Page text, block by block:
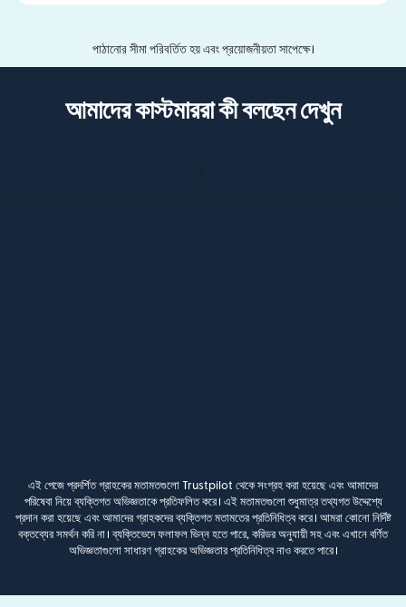
পাঠানোর সীমা পরিবর্তিত হয় এবং প্রয়োজনীয়তা সাপেক্ষে।
আমাদের কাস্টমাররা কী বলছেন দেখুন
এই পেজে প্রদর্শিত গ্রাহকের মতামতগুলো Trustpilot থেকে সংগ্রহ করা হয়েছে এবং আমাদের
পরিষেবা নিয়ে ব্যক্তিগত অভিজ্ঞতাকে প্রতিফলিত করে। এই মতামতগুলো শুধুমাত্র তথ্যগত উদ্দেশ্যে
প্রদান করা হয়েছে এবং আমাদের গ্রাহকদের ব্যক্তিগত মতামতের প্রতিনিধিত্ব করে। আমরা কোনো নির্দিষ্ট
বক্তব্যের সমর্থন করি না। ব্যক্তিভেদে ফলাফল ভিন্ন হতে পারে, করিডর অনুযায়ী সহ এবং এখানে বর্ণিত
অভিজ্ঞতাগুলো সাধারণ গ্রাহকের অভিজ্ঞতার প্রতিনিধিত্ব নাও করতে পারে।